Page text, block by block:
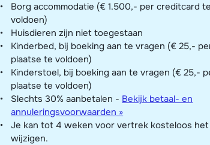
Borg accommodatie (€ 1.500,- per creditcard
voldoen)
Huisdieren zijn niet toegestaan
Kinderbed, bij boeking aan te vragen (€ 25,-
plaatse te voldoen)
Kinderstoel, bij boeking aan te vragen (€ 25,-
plaatse te voldoen)
Slechts 30% aanbetalen - Bekijk betaal- en
annuleringsvoorwaarden »
Je kan tot 4 weken voor vertrek kosteloos
wijzigen.